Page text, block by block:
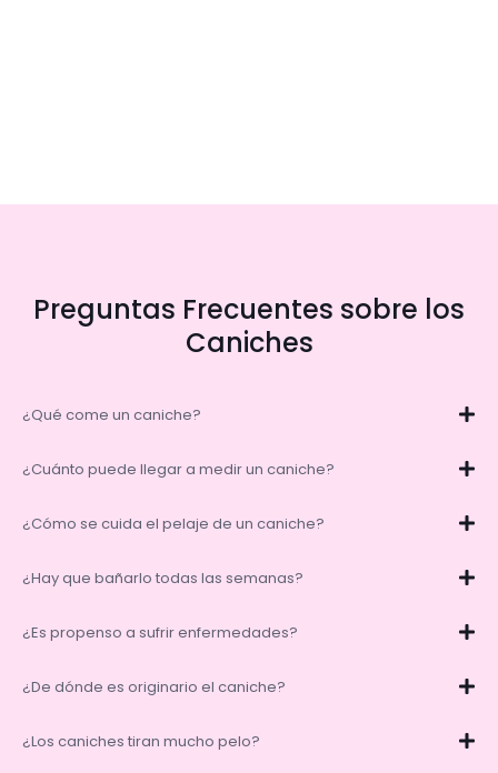
Preguntas Frecuentes sobre los
Caniches
¿Qué come un caniche?
¿Cuánto puede llegar a medir un caniche?
¿Cómo se cuida el pelaje de un caniche?
¿Hay que bañarlo todas las semanas?
¿Es propenso a sufrir enfermedades?
¿De dónde es originario el caniche?
¿Los caniches tiran mucho pelo?